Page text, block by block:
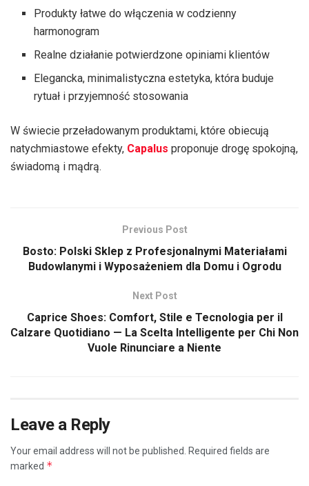
Produkty łatwe do włączenia w codzienny
harmonogram
Realne działanie potwierdzone opiniami klientów
Elegancka, minimalistyczna estetyka, która buduje
rytuał i przyjemność stosowania
W świecie przeładowanym produktami, które obiecują
natychmiastowe efekty, Capalus proponuje drogę spokojną,
świadomą i mądrą.
Previous Post
Bosto: Polski Sklep z Profesjonalnymi Materiałami
Budowlanymi i Wyposażeniem dla Domu i Ogrodu
Next Post
Caprice Shoes: Comfort, Stile e Tecnologia per il
Calzare Quotidiano — La Scelta Intelligente per Chi Non
Vuole Rinunciare a Niente
Leave a Reply
Your email address will not be published. Required fields are
marked *